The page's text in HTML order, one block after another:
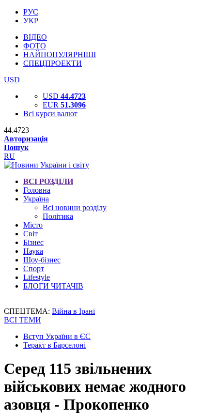
РУС
УКР
ВІДЕО
ФОТО
НАЙПОПУЛЯРНІШІ
СПЕЦПРОЕКТИ
USD
USD 44.4723
EUR 51.3096
Всі курси валют
44.4723
Авторизація
Пошук
RU
ВСІ РОЗДІЛИ
Головна
Україна
Всі новини розділу
Політика
Місто
Світ
Бізнес
Наука
Шоу-бізнес
Спорт
Lifestyle
БЛОГИ ЧИТАЧІВ
СПЕЦТЕМА: Війна в Ірані
ВСІ ТЕМИ
Вступ України в ЄС
Теракт в Барселоні
Серед 115 звільнених
військових немає жодного
азовця - Прокопенко